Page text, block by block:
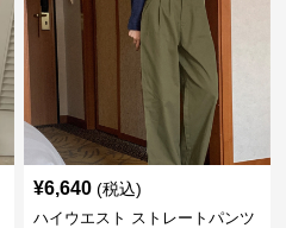
¥6,640 (税込)
ハイウエスト ストレートパンツ